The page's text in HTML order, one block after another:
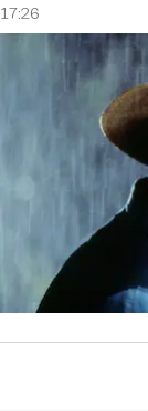
17:26